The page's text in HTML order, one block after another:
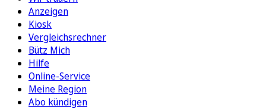
Anzeigen
Kiosk
Vergleichsrechner
Bütz Mich
Hilfe
Online-Service
Meine Region
Abo kündigen